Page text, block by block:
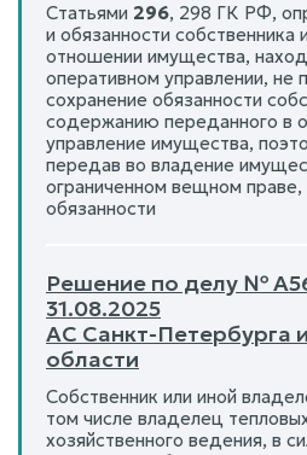
Статьями 296, 298 ГК РФ,
и обязанности собственника
отношении имущества,
оперативном управлении, не
сохранение обязанности
содержанию переданного в
управление имущества,
передав во владение
ограниченном вещном праве,
обязанности
Решение по делу №
31.08.2025
АС Санкт-Петербурга
области
Собственник или иной
том числе владелец
хозяйственного ведения, в